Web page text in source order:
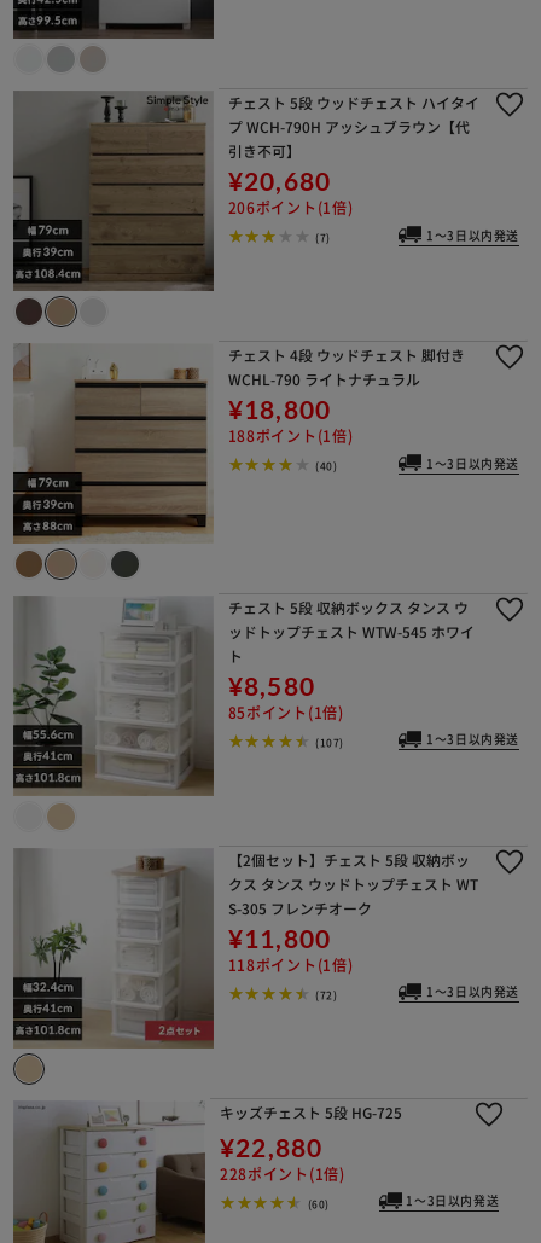
チェスト 5段 ウッドチェスト ハイタイ
プ WCH-790H アッシュブラウン【代
引き不可】
¥20,680
206ポイント(1倍)
(7) 1～3日以内発送
チェスト 4段 ウッドチェスト 脚付き
WCHL-790 ライトナチュラル
¥18,800
188ポイント(1倍)
(40) 1～3日以内発送
チェスト 5段 収納ボックス タンス ウ
ッドトップチェスト WTW-545 ホワイ
ト
¥8,580
85ポイント(1倍)
(107) 1～3日以内発送
【2個セット】チェスト 5段 収納ボッ
クス タンス ウッドトップチェスト WT
S-305 フレンチオーク
¥11,800
118ポイント(1倍)
(72) 1～3日以内発送
キッズチェスト 5段 HG-725
¥22,880
228ポイント(1倍)
(60) 1～3日以内発送